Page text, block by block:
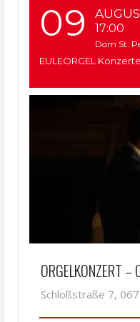
09 17:00
Dom St.
EULEORGEL Konzerte
ORGELKONZERT
Schloßstraße 7,